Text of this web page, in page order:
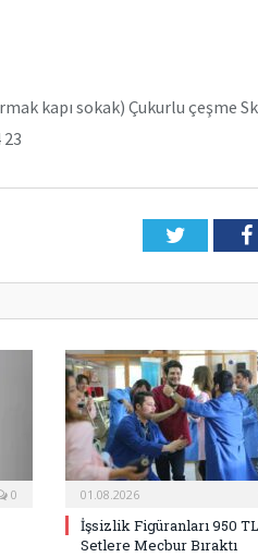
kapı sokak) Çukurlu çeşme
23
Twitter
0 01.08.2026
İşsizlik Figüranları 950
Setlere Mecbur Bıraktı